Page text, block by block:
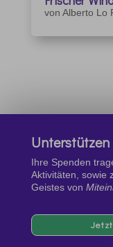
von Alberto Lo
Unterstützen
Ihre Spenden
Aktivitäten, sowie
Geistes von